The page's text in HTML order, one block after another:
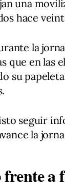
una
hace
la
que en las
su
seguir
la
frente a